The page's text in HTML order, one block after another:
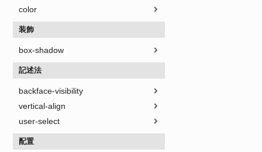
color
装飾
box-shadow
記述法
backface-visibility
vertical-align
user-select
配置